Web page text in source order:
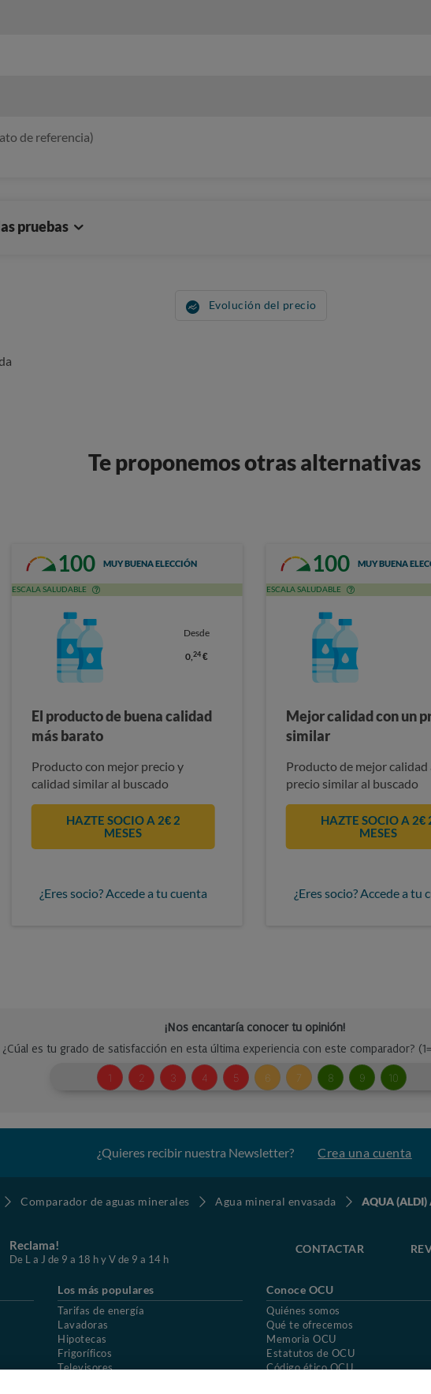
de referencia)
pruebas
Evolución del precio
Te proponemos otras alternativas
100 MUY BUENA ELECCIÓN
ESCALA SALUDABLE
Desde
0,24€
El producto de buena calidad
más barato
Producto con mejor precio y
calidad similar al buscado
HAZTE SOCIO A 2€ 2
MESES
¿Eres socio? Accede a tu cuenta
100 MUY BUENA
ESCALA SALUDABLE
Mejor calidad con un
similar
Producto de mejor calidad
precio similar al buscado
HAZTE SOCIO A 2€
MESES
¿Eres socio? Accede a tu
¿Quieres recibir nuestra Newsletter? Crea una cuenta
Comparador de aguas minerales Agua mineral envasada AQUA
Reclama!
De L a J de 9 a 18 h y V de 9 a 14 h
CONTACTAR
Los más populares
Tarifas de energía
Lavadoras
Hipotecas
Frigoríficos
Televisores
Conoce OCU
Quiénes somos
Qué te ofrecemos
Memoria OCU
Estatutos de OCU
Código ético OCU